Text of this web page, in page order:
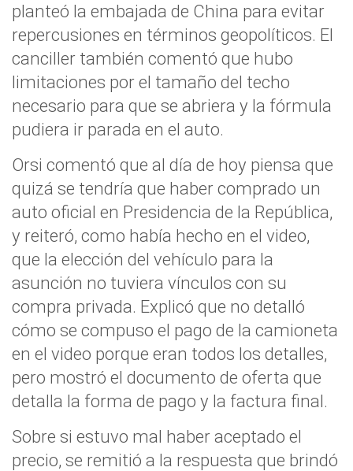
planteó la embajada de China para evitar
repercusiones en términos geopolíticos. El
canciller también comentó que hubo
limitaciones por el tamaño del techo
necesario para que se abriera y la fórmula
pudiera ir parada en el auto.
Orsi comentó que al día de hoy piensa que
quizá se tendría que haber comprado un
auto oficial en Presidencia de la República,
y reiteró, como había hecho en el video,
que la elección del vehículo para la
asunción no tuviera vínculos con su
compra privada. Explicó que no detalló
cómo se compuso el pago de la camioneta
en el video porque eran todos los detalles,
pero mostró el documento de oferta que
detalla la forma de pago y la factura final.
Sobre si estuvo mal haber aceptado el
precio, se remitió a la respuesta que brindó